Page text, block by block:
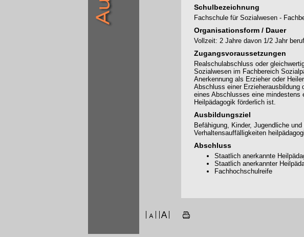
Schulbezeichnung
Fachschule für Sozialwesen -
Organisationsform / Dauer
Vollzeit: 2 Jahre davon 1/2 Jahr
Zugangsvoraussetzungen
Realschulabschluss oder
Sozialwesen im Fachbereich
Anerkennung als Erzieher oder
Abschluss einer Erzieherausbildung
eines Abschlusses eine mindestens
Heilpädagogik förderlich ist.
Ausbildungsziel
Befähigung, Kinder, Jugendliche
Verhaltensauffälligkeiten
Abschluss
Staatlich anerkannte
Staatlich anerkannter
Fachhochschulreife